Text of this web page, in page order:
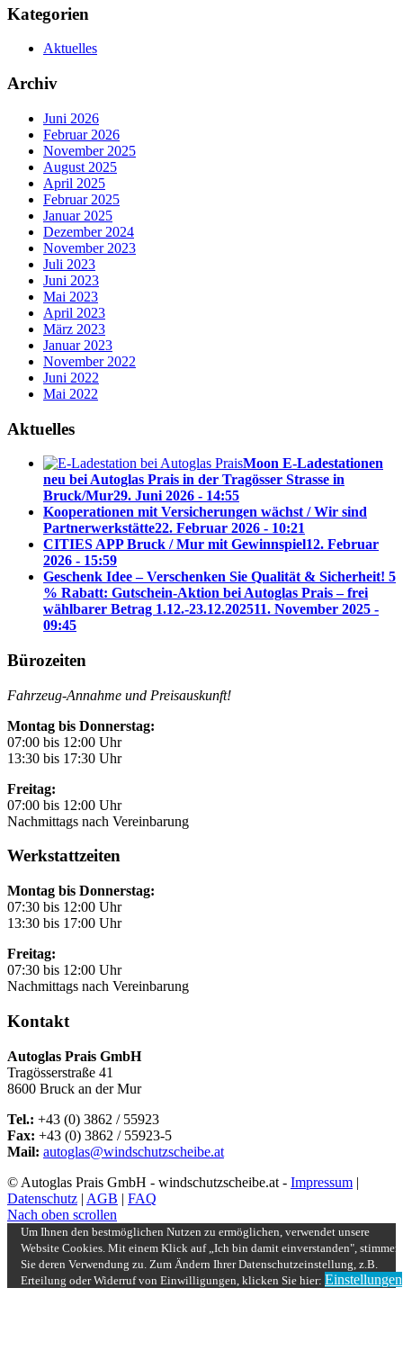
Kategorien
Aktuelles
Archiv
Juni 2026
Februar 2026
November 2025
August 2025
April 2025
Februar 2025
Januar 2025
Dezember 2024
November 2023
Juli 2023
Juni 2023
Mai 2023
April 2023
März 2023
Januar 2023
November 2022
Juni 2022
Mai 2022
Aktuelles
Moon E-Ladestationen
neu bei Autoglas Prais in der Tragösser Strasse in
Bruck/Mur29. Juni 2026 - 14:55
Kooperationen mit Versicherungen wächst / Wir sind
Partnerwerkstätte22. Februar 2026 - 10:21
CITIES APP Bruck / Mur mit Gewinnspiel12. Februar
2026 - 15:59
Geschenk Idee – Verschenken Sie Qualität & Sicherheit! 5
% Rabatt: Gutschein-Aktion bei Autoglas Prais – frei
wählbarer Betrag 1.12.-23.12.202511. November 2025 -
09:45
Bürozeiten
Fahrzeug-Annahme und Preisauskunft!
Montag bis Donnerstag:
07:00 bis 12:00 Uhr
13:30 bis 17:30 Uhr
Freitag:
07:00 bis 12:00 Uhr
Nachmittags nach Vereinbarung
Werkstattzeiten
Montag bis Donnerstag:
07:30 bis 12:00 Uhr
13:30 bis 17:00 Uhr
Freitag:
07:30 bis 12:00 Uhr
Nachmittags nach Vereinbarung
Kontakt
Autoglas Prais GmbH
Tragösserstraße 41
8600 Bruck an der Mur
Tel.: +43 (0) 3862 / 55923
Fax: +43 (0) 3862 / 55923-5
Mail: autoglas@windschutzscheibe.at
© Autoglas Prais GmbH - windschutzscheibe.at - Impressum |
Datenschutz | AGB | FAQ
Nach oben scrollen
Um Ihnen den bestmöglichen Nutzen zu ermöglichen, verwendet unsere
Website Cookies. Mit einem Klick auf „Ich bin damit einverstanden", stimmen
Sie deren Verwendung zu. Zum Ändern Ihrer Datenschutzeinstellung, z.B.
Erteilung oder Widerruf von Einwilligungen, klicken Sie hier: Einstellungen